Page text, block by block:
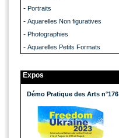
- Portraits
- Aquarelles Non figuratives
- Photographies
- Aquarelles Petits Formats
Expos
Démo Pratique des Arts n°176